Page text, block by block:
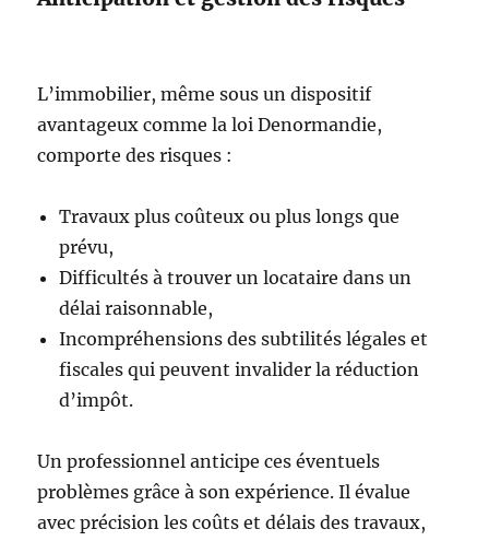
L’immobilier, même sous un dispositif
avantageux comme la loi Denormandie,
comporte des risques :
Travaux plus coûteux ou plus longs que
prévu,
Difficultés à trouver un locataire dans un
délai raisonnable,
Incompréhensions des subtilités légales et
fiscales qui peuvent invalider la réduction
d’impôt.
Un professionnel anticipe ces éventuels
problèmes grâce à son expérience. Il évalue
avec précision les coûts et délais des travaux,